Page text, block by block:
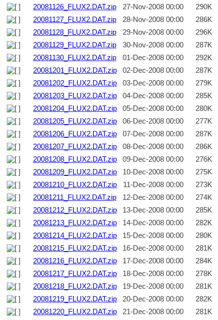
20081126_FLUX2.DAT.zip
27-Nov-2008 00:00
290K
20081127_FLUX2.DAT.zip
28-Nov-2008 00:00
286K
20081128_FLUX2.DAT.zip
29-Nov-2008 00:00
296K
20081129_FLUX2.DAT.zip
30-Nov-2008 00:00
287K
20081130_FLUX2.DAT.zip
01-Dec-2008 00:00
292K
20081201_FLUX2.DAT.zip
02-Dec-2008 00:00
287K
20081202_FLUX2.DAT.zip
03-Dec-2008 00:00
279K
20081203_FLUX2.DAT.zip
04-Dec-2008 00:00
285K
20081204_FLUX2.DAT.zip
05-Dec-2008 00:00
280K
20081205_FLUX2.DAT.zip
06-Dec-2008 00:00
277K
20081206_FLUX2.DAT.zip
07-Dec-2008 00:00
287K
20081207_FLUX2.DAT.zip
08-Dec-2008 00:00
286K
20081208_FLUX2.DAT.zip
09-Dec-2008 00:00
276K
20081209_FLUX2.DAT.zip
10-Dec-2008 00:00
275K
20081210_FLUX2.DAT.zip
11-Dec-2008 00:00
273K
20081211_FLUX2.DAT.zip
12-Dec-2008 00:00
274K
20081212_FLUX2.DAT.zip
13-Dec-2008 00:00
285K
20081213_FLUX2.DAT.zip
14-Dec-2008 00:00
282K
20081214_FLUX2.DAT.zip
15-Dec-2008 00:00
280K
20081215_FLUX2.DAT.zip
16-Dec-2008 00:00
281K
20081216_FLUX2.DAT.zip
17-Dec-2008 00:00
284K
20081217_FLUX2.DAT.zip
18-Dec-2008 00:00
278K
20081218_FLUX2.DAT.zip
19-Dec-2008 00:00
281K
20081219_FLUX2.DAT.zip
20-Dec-2008 00:00
282K
20081220_FLUX2.DAT.zip
21-Dec-2008 00:00
281K